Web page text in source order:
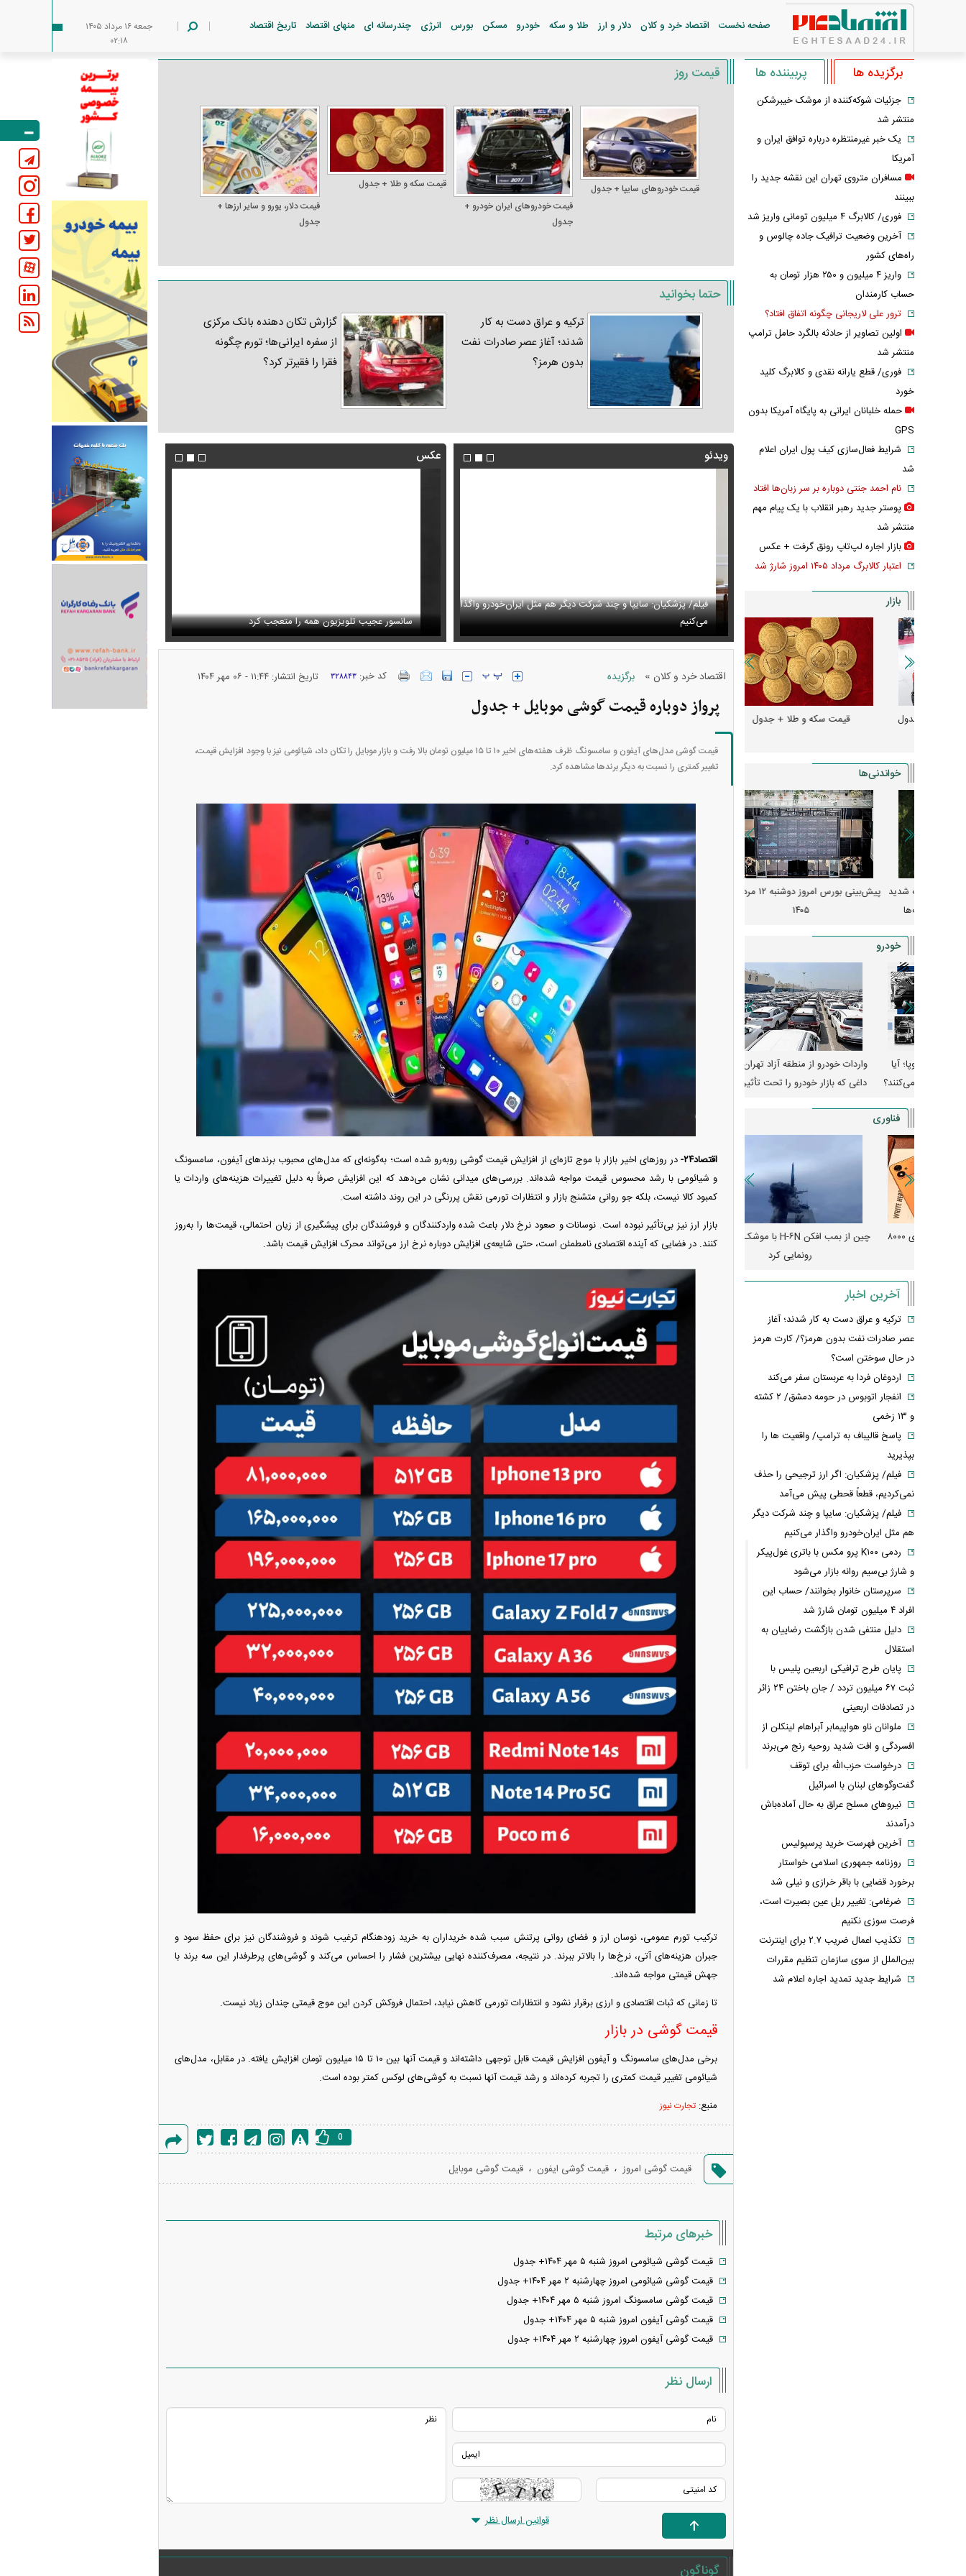
صفحه نخست اقتصاد خرد و کلان دلار و ارز طلا و سکه خودرو مسکن بورس انرژی چندرسانه ای منهای اقتصاد تاریخ اقتصاد
جمعه ۱۶ مرداد ۱۴۰۵
۰۲:۱۸
قیمت روز
قیمت خودرو‌های سایپا + جدول
قیمت خودرو‌های ایران خودرو +
جدول
قیمت سکه و طلا + جدول
قیمت دلار، یورو و سایر ارز‌ها +
جدول
حتما بخوانید
ترکیه و عراق دست به کار
شدند؛ آغاز عصر صادرات نفت
بدون هرمز؟
گزارش تکان‌ دهنده بانک مرکزی
از سفره ایرانی‌ها؛ تورم چگونه
فقرا را فقیرتر کرد؟
ویدئو
اگر ارز ترجیحی را حذف نمی‌کردیم، قطعاً قحطی
فیلم/ پزشکیان: سایپا و چند شرکت دیگر هم مثل ایران‌خودرو واگذار
می‌کنیم
حمله خلبانان ایرانی به پایگاه آمریکا بدون GPS
فیلم/ پزشکیان: اگر ارز ترجیحی را حذف
پیش می‌آمد
عکس
جدید صابر ابر در فضای مجازی پربازدید شد عکس دیده‌نشده ظل‌السلطنه نوه ناصرالدین شاه در لباس دامادی سانسور عجیب تلویزیون همه را متعجب کرد استایل جدید صابر ابر در فضای مجازی
اقتصاد خرد و کلان » برگزیده کد خبر:۳۲۸۸۴۳ تاریخ انتشار: ۱۱:۴۴ - ۰۶ مهر ۱۴۰۴
پرواز دوباره قیمت گوشی موبایل + جدول
قیمت گوشی مدل‌های آیفون و سامسونگ ظرف هفته‌های اخیر ۱۰ تا ۱۵ میلیون تومان بالا رفت و بازار موبایل را تکان داد، شیائومی نیز با وجود افزایش قیمت،
تغییر کمتری را نسبت به دیگر برند‌ها مشاهده کرد.
اقتصاد۲۴-
در روز‌های اخیر بازار با موج تازه‌ای از افزایش قیمت گوشی روبه‌رو شده است؛ به‌گونه‌ای که مدل‌های محبوب برند‌های آیفون، سامسونگ
و شیائومی با رشد محسوس قیمت مواجه شده‌اند. بررسی‌های میدانی نشان می‌دهد که این افزایش صرفاً به دلیل تغییرات هزینه‌های واردات یا
کمبود کالا نیست، بلکه جو روانی متشنج بازار و انتظارات تورمی نقش پررنگی در این روند داشته است.
بازار ارز نیز بی‌تأثیر نبوده است. نوسانات و صعود نرخ دلار باعث شده واردکنندگان و فروشندگان برای پیشگیری از زیان احتمالی، قیمت‌ها را به‌روز
کنند. در فضایی که آینده اقتصادی نامطمئن است، حتی شایعه‌ی افزایش دوباره نرخ ارز می‌تواند محرک افزایش قیمت باشد.
ترکیب تورم عمومی، نوسان ارز و فضای روانی پرتنش سبب شده خریداران به خرید زودهنگام ترغیب شوند و فروشندگان نیز برای حفظ سود و
جبران هزینه‌های آتی، نرخ‌ها را بالاتر ببرند. در نتیجه، مصرف‌کننده نهایی بیشترین فشار را احساس می‌کند و گوشی‌های پرطرفدار این سه برند با
جهش قیمتی مواجه شده‌اند.
تا زمانی که ثبات اقتصادی و ارزی برقرار نشود و انتظارات تورمی کاهش نیابد، احتمال فروکش کردن این موج قیمتی چندان زیاد نیست.
قیمت گوشی در بازار
برخی مدل‌های سامسونگ و آیفون افزایش قیمت قابل توجهی داشته‌اند و قیمت آنها بین ۱۰ تا ۱۵ میلیون تومان افزایش یافته. در مقابل، مدل‌های
شیائومی تغییر قیمت کمتری را تجربه کرده‌اند و رشد قیمت آنها نسبت به گوشی‌های لوکس کمتر بوده است.
منبع: تجارت نیوز
گزارش
0
قیمت گوشی امروز ، قیمت گوشی ایفون ، قیمت گوشی موبایل
خبرهای مرتبط
قیمت گوشی شیائومی امروز شنبه ۵ مهر ۱۴۰۴+ جدول
قیمت گوشی شیائومی امروز چهارشنبه ۲ مهر ۱۴۰۴+ جدول
قیمت گوشی سامسونگ امروز شنبه ۵ مهر ۱۴۰۴+ جدول
قیمت گوشی آیفون امروز شنبه ۵ مهر ۱۴۰۴+ جدول
قیمت گوشی آیفون امروز چهارشنبه ۲ مهر ۱۴۰۴+ جدول
ارسال نظر
قوانین ارسال نظر
گوناگون
برگزیده ها پربیننده ها
جزئیات شوکه‌کننده از موشک خیبرشکن
منتشر شد
یک خبر غیرمنتظره درباره توافق ایران و
آمریکا
مسافران متروی تهران این نقشه جدید را
ببینند
فوری/ کالابرگ ۴ میلیون تومانی واریز شد
آخرین وضعیت ترافیک جاده چالوس و
راه‌های کشور
واریز ۴ میلیون و ۲۵۰ هزار تومان به
حساب کارمندان
ترور علی لاریجانی چگونه اتفاق افتاد؟
اولین تصاویر از حادثه بالگرد حامل ترامپ
منتشر شد
فوری/ قطع یارانه نقدی و کالابرگ کلید
خورد
حمله خلبانان ایرانی به پایگاه آمریکا بدون
GPS
شرایط فعال‌سازی کیف پول ایران اعلام
شد
نام احمد جنتی دوباره بر سر زبان‌ها افتاد
پوستر جدید رهبر انقلاب با یک پیام مهم
منتشر شد
بازار اجاره لپ‌تاپ رونق گرفت + عکس
اعتبار کالابرگ مرداد ۱۴۰۵ امروز شارژ شد
بازار
قیمت سکه و طلا + جدول قیمت دلار، یورو و سایر ارز‌ها + جدول قیمت خودرو‌های ایران خودرو + جدول
خواندنی‌ها
پیش‌بینی بورس امروز دوشنبه ۱۲ مرداد ماه
زنگ خطر انباشت نیاز در بازار مسکن؛ فنر
قیمت‌ها فشرده شده
کارنامه مردود محسن پاک‌ نژاد؛ از افت شدید
درآمد ارزی تا بازی با عزل و نصب‌ها
پیش‌بینی بورس امروز دوشنبه ۱۲ مرداد ماه
۱۴۰۵
خودرو
واردات خودرو از منطقه آزاد تهران؛ مناظره
داغی که بازار خودرو را تحت تأثیر قرار داد
قیمت خودرو وارد فاز جدید شد/ اولین
واکنش بازار به تحولات سیاسی + جدول
هجوم خودروسازان چینی به اروپا؛ آیا
کارخانه‌های بحران‌زده نجات پیدا می‌کنند؟
واردات خودرو از منطقه آزاد تهران؛ مناظره
داغی که بازار خودرو را تحت تأثیر قرار داد
فناوری
چین از بمب افکن H-۶N با موشک هسته‌ای
رونمایی کرد
پهپاد رهگیر یا موشک پدافند؛ قدرت تهدید
رونمایی از پوکو M ۸ پاور با باتری ۸۰۰۰
چین از بمب افکن H-۶N با موشک هسته‌ای
آخرین اخبار
ترکیه و عراق دست به کار شدند؛ آغاز
عصر صادرات نفت بدون هرمز؟/ کارت هرمز
در حال سوختن است؟
اردوغان فردا به عربستان سفر می‌کند
انفجار اتوبوس در حومه دمشق/ ۲ کشته
و ۱۳ زخمی
پاسخ قالیباف به ترامپ/ واقعیت ها را
بپذیرید
فیلم/ پزشکیان: اگر ارز ترجیحی را حذف
نمی‌کردیم، قطعاً قحطی پیش می‌آمد
فیلم/ پزشکیان: سایپا و چند شرکت دیگر
هم مثل ایران‌خودرو واگذار می‌کنیم
ردمی K۱۰۰ پرو مکس با باتری غول‌پیکر
و شارژ بی‌سیم روانه بازار می‌شود
سرپرستان خانوار بخوانند/ حساب این
افراد ۴ میلیون تومان شارژ شد
دلیل منتفی شدن بازگشت رضاییان به
استقلال
پایان طرح ترافیکی اربعین پلیس با
ثبت ۶۷ میلیون تردد / جان باختن ۲۴ زائر
در تصادفات اربعینی
ملوانان ناو هواپیمابر آبراهام لینکلن از
افسردگی و افت شدید روحیه رنج می‌برند
درخواست حزب‌الله برای توقف
گفت‌وگوهای لبنان با اسرائیل
نیروهای مسلح عراق به حال آماده‌باش
درآمدند
آخرین فهرست خرید پرسپولیس
روزنامه جمهوری اسلامی خواستار
برخورد قضایی با باقر خرازی و نیلی شد
ضرغامی: تغییر ریل عین بصیرت است،
فرصت سوزی نکنیم
تکذیب اعمال ضریب ۲.۷ برای اینترنت
بین‌الملل از سوی سازمان تنظیم مقررات
شرایط جدید تمدید اجاره اعلام شد